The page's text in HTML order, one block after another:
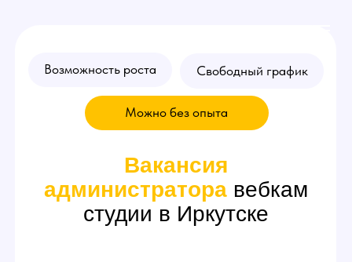
Вакансия
студии в Иркутске